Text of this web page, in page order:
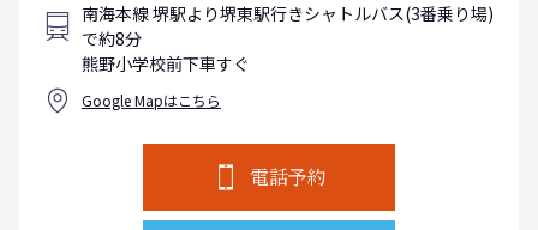
南海本線 堺駅より堺東駅行きシャトルバス(3番乗り場)
で約8分
熊野小学校前下車すぐ
Google Mapはこちら
電話予約